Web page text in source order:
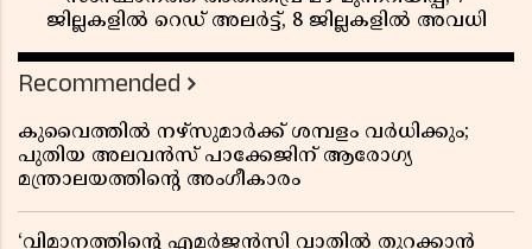
ജില്ലകളിൽ റെഡ് അലർട്ട്, 8 ജില്ലകളിൽ അവധി
Recommended
കുവൈത്തിൽ നഴ്‌സുമാർക്ക് ശമ്പളം വർധിക്കും;
പുതിയ അലവൻസ് പാക്കേജിന് ആരോഗ്യ
മന്ത്രാലയത്തിൻ്റെ അംഗീകാരം
‘വിമാനത്തിൻ്റെ എമർജൻസി വാതിൽ തുറക്കാൻ